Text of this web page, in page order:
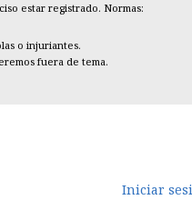
estar registrado. Normas:
o injuriantes.
fuera de tema.
Iniciar